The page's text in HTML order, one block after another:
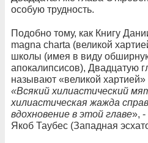
особую трудность.
Подобно тому, как Книгу
magna charta (великой
школы (имея в виду
апокалипсисов), Двадцатую
называют «великой
«Всякий хилиастический
хилиастическая жажда
вдохновение в этой главе», -
Якоб Таубес (Западная